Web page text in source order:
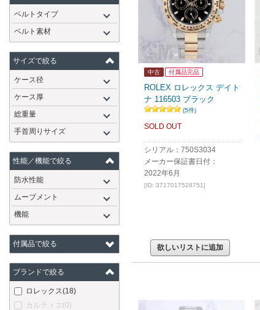
ベルトタイプ
ベルト素材
サイズで絞る
ケース径
ケース厚
総重量
手首周りサイズ
性能／機能で絞る
防水性能
ムーブメント
機能
付属品で絞る
ブランドで絞る
ロレックス(18)
カルティエ(0)
中古 付属品完品
ROLEX ロレックス デイト
ナ 116503 ブラック
(5件)
SOLD OUT
シリアル：750S3034
メーカー保証書日付：
2022年6月
[ID: 3717017528751]
欲しいリストに追加